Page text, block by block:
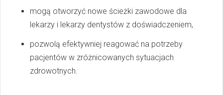
mogą otworzyć nowe ścieżki zawodowe dla
lekarzy i lekarzy dentystów z doświadczeniem,
pozwolą efektywniej reagować na potrzeby
pacjentów w zróżnicowanych sytuacjach
zdrowotnych.